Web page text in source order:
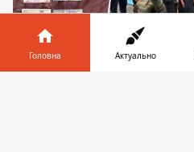
Головна Актуально